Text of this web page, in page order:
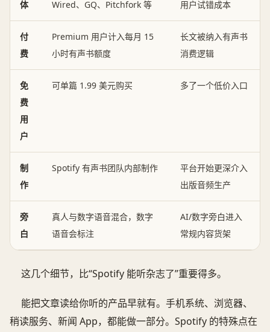
体 Wired、GQ、Pitchfork 等 用户试错成本
付
费
Premium 用户计入每月 15
小时有声书额度
长文被纳入有声书
消费逻辑
免
费
用
户
可单篇 1.99 美元购买 多了一个低价入口
制
作
Spotify 有声书团队内部制作
平台开始更深介入
出版音频生产
旁
白
真人与数字语音混合，数字
语音会标注
AI/数字旁白进入
常规内容货架
这几个细节，比“Spotify 能听杂志了”重要得多。
能把文章读给你听的产品早就有。手机系统、浏览器、
稍读服务、新闻 App，都能做一部分。Spotify 的特殊点在